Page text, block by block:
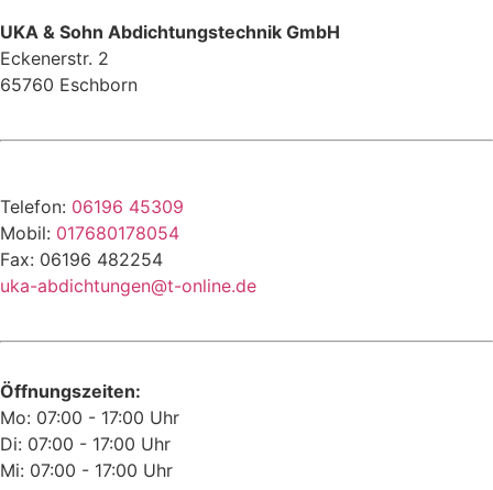
UKA & Sohn Abdichtungstechnik GmbH
Eckenerstr. 2
65760 Eschborn
Telefon: 06196 45309
Mobil: 017680178054
Fax: 06196 482254
uka-abdichtungen@t-online.de
Öffnungszeiten:
Mo: 07:00 - 17:00 Uhr
Di: 07:00 - 17:00 Uhr
Mi: 07:00 - 17:00 Uhr